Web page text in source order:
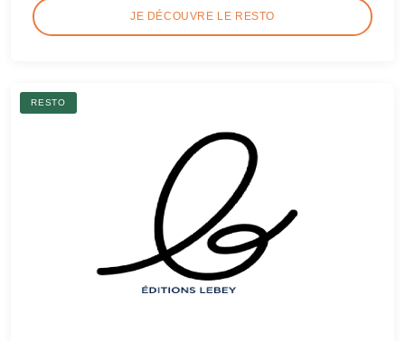
JE DÉCOUVRE LE RESTO
RESTO